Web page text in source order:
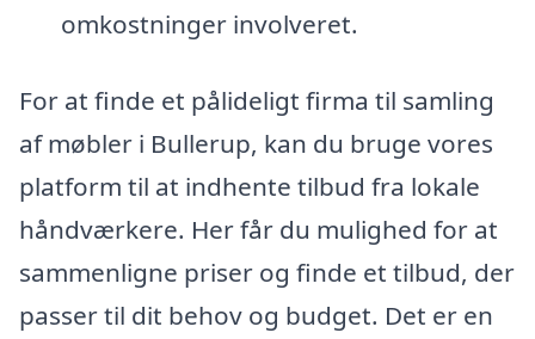
omkostninger involveret.
For at finde et pålideligt firma til samling
af møbler i Bullerup, kan du bruge vores
platform til at indhente tilbud fra lokale
håndværkere. Her får du mulighed for at
sammenligne priser og finde et tilbud, der
passer til dit behov og budget. Det er en